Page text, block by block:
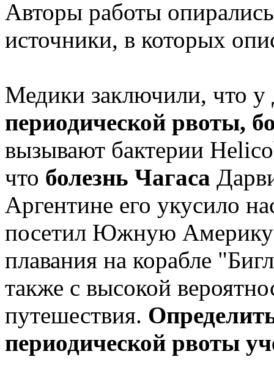
Авторы работы
источники, в которых
Медики заключили, что
периодической рвоты,
вызывают бактерии
что болезнь Чагаса
Аргентине его укусило
посетил Южную Америку
плавания на корабле
также с высокой
путешествия.
периодической рвоты